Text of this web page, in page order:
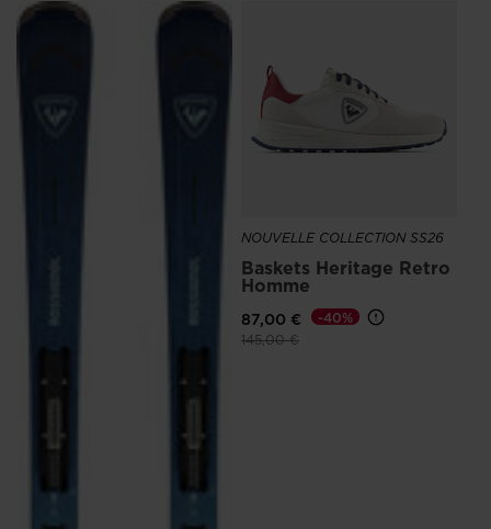
NOUVELLE COLLECTION SS26
Baskets Heritage Retro
Homme
87,00 €
Prix réduit de
145,00 €à
-40%